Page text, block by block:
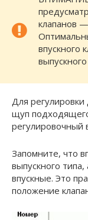
клапанов
впускного
Для регулировки
щуп
регулировочный
Запомните, что
выпускного
впускные. Это
положение